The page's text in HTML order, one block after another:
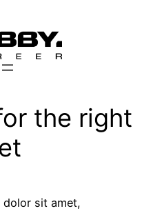
the right
dolor sit amet,